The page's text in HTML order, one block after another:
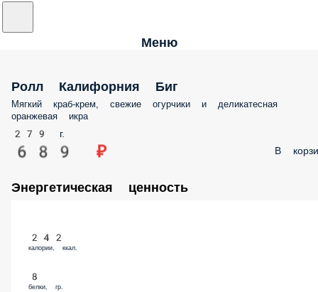
Меню
Ролл Калифорния Биг
Мягкий краб-крем, свежие огурчики и деликатесная
оранжевая икра
279 г.
689 ₽ В
Энергетическая ценность
242
калории, ккал.
8
белки, гр.